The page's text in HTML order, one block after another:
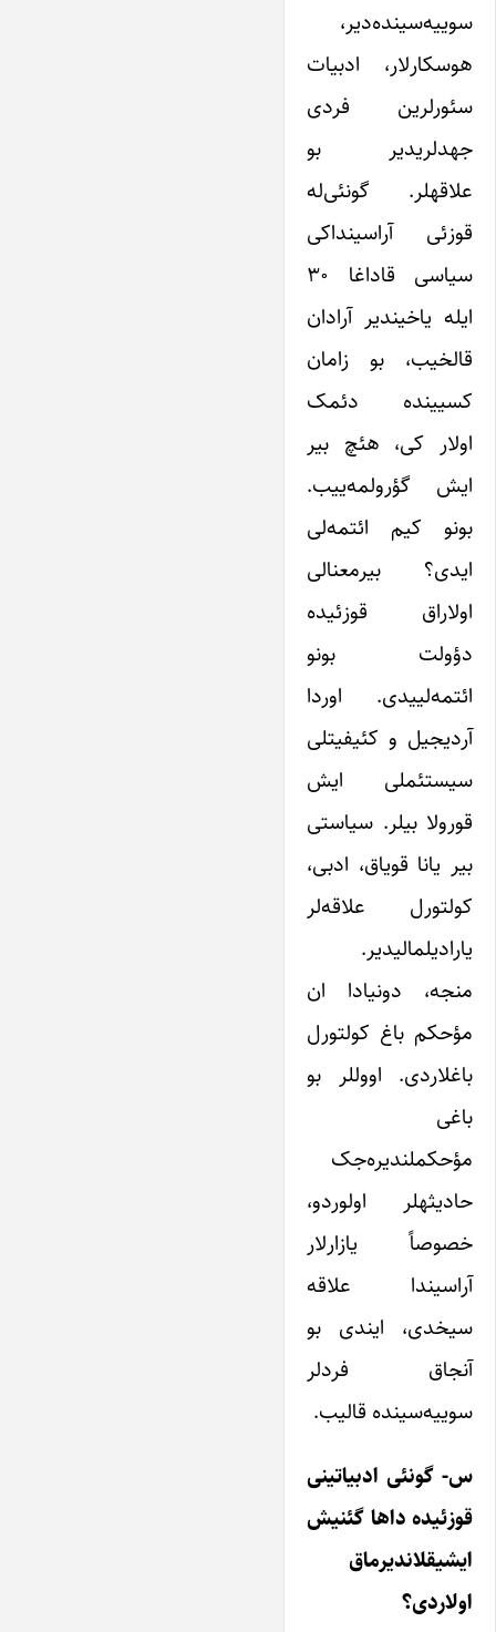
سوییه‌سینده‌دیر،
هوسکارلار، ادبیات
سئورلرین فردی
جهدلریدیر بو
علاقهلر. گونئی‌له
قوزئی آراسینداکی
سیاسی قاداغا ۳۰
ایله یاخیندیر آرادان
قالخیب، بو زامان
کسیینده دئمک
اولار کی، هئچ بیر
ایش گؤرولمه‌ییب.
بونو کیم ائتمه‌لی
ایدی؟ بیرمعنالی
اولاراق قوزئیده
دؤولت بونو
ائتمه‌لییدی. اوردا
آردیجیل و کئیفیتلی
سیستئملی ایش
قورولا بیلر. سیاستی
بیر یانا قویاق، ا‌دبی،
کولتورل علاقه‌لر
یارادیلمالیدیر.
منجه، دونیادا ان
مؤحکم باغ کولتورل
باغلاردی. اووللر بو
باغی
مؤحکملندیره‌جک
حادیثهلر اولوردو،
خصوصاً یازارلار
آراسیندا علاقه
سیخدی، ایندی بو
آنجاق فردلر
سوییه‌سینده قالیب.
س- گونئی ادبیاتینی
قوزئیده داها گئنیش
ایشیقلاندیرماق
اولاردی؟